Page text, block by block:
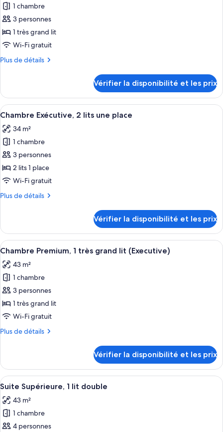
Deluxe,
lit
double
photos
pour
ce
type
chambre :
très
grand
lit
1 chambre
3 personnes
1 très grand lit
Wi-Fi gratuit
Plus de détails
Plus
le
type
de
Chambre
Exécutive,
très
grand
lit
Vérifier la disponibilité et les prix
Afficher
toutes
les
photos
pour
ce
type
chambre :
2
lits
une
place
Une chambre d’hôtel avec deux
6
Chambre Exécutive, 2 lits une place
34 m²
1 chambre
3 personnes
2 lits 1 place
Wi-Fi gratuit
Plus de détails
Plus
le
type
de
Chambre
Exécutive,
lits
une
place
Vérifier la disponibilité et les prix
Afficher
toutes
les
photos
pour
ce
type
chambre :
très
grand
lit
(Executive)
Une chambre d’hôtel avec un
9
Chambre Premium, 1 très grand lit (Executive)
43 m²
1 chambre
3 personnes
1 très grand lit
Wi-Fi gratuit
Plus de détails
Plus
le
type
de
Chambre
Premium,
très
Vérifier la disponibilité et les prix
Afficher
toutes
les
photos
pour
Une chambre d’hôtel avec un lit, un
8
Suite Supérieure, 1 lit double
43 m²
1 chambre
4 personnes